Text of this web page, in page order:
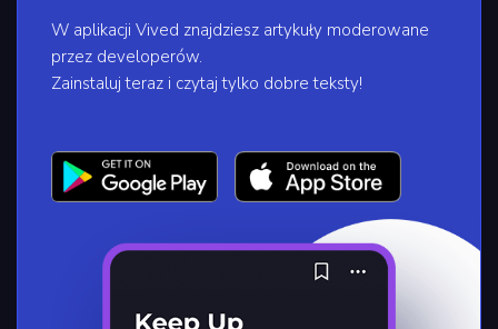
W aplikacji Vived znajdziesz artykuły moderowane
przez developerów.
Zainstaluj teraz i czytaj tylko dobre teksty!